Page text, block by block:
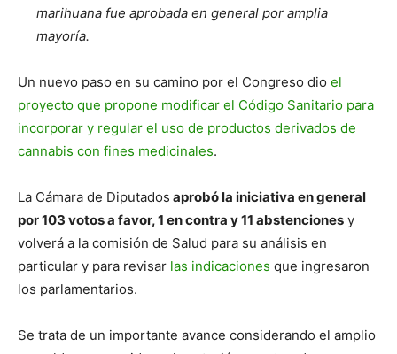
marihuana fue aprobada en general por amplia
mayoría.
Un nuevo paso en su camino por el Congreso dio el
proyecto que propone modificar el Código Sanitario para
incorporar y regular el uso de productos derivados de
cannabis con fines medicinales.
La Cámara de Diputados aprobó la iniciativa en general
por 103 votos a favor, 1 en contra y 11 abstenciones y
volverá a la comisión de Salud para su análisis en
particular y para revisar las indicaciones que ingresaron
los parlamentarios.
Se trata de un importante avance considerando el amplio